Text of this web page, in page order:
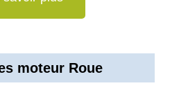
moteur Roue